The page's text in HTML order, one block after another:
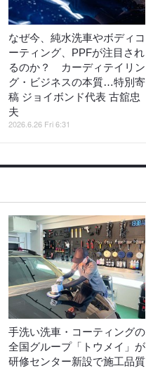
なぜ今、純水洗車やボディコ
ーティング、PPFが注目され
るのか？ カーディテイリン
グ・ビジネスの本質…特別寄
稿 ジョイボンド代表 古舘忠
夫
2026.6.26 Fri 6:31
手洗い洗車・コーティングの
全国グループ「トウメイ」が
研修センター新設で施工品質